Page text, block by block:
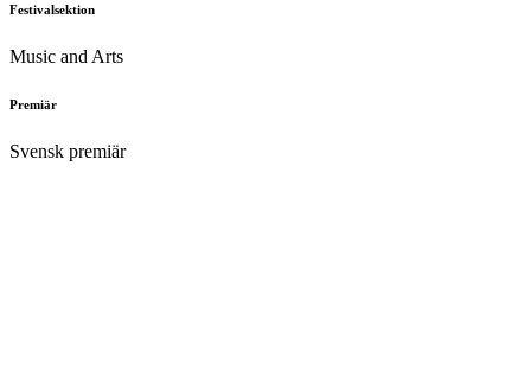
Festivalsektion
Music and Arts
Premiär
Svensk premiär